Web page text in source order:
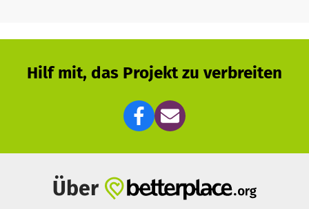
Hilf mit, das Projekt zu verbreiten
Über